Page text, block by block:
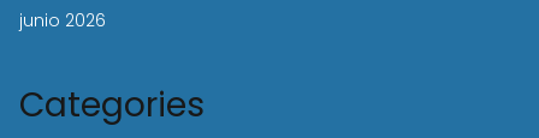
junio 2026
Categories